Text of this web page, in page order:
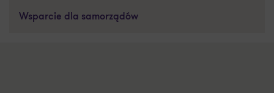
Wsparcie dla samorządów